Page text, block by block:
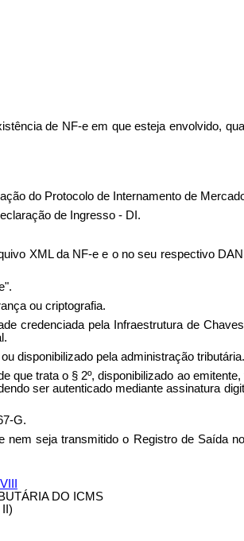
de NF-e em que esteja envolvido,
do Protocolo de Internamento de
de Ingresso - DI.
XML da NF-e e o no seu respectivo
ou criptografia.
credenciada pela Infraestrutura de
disponibilizado pela administração tributária.
trata o § 2º, disponibilizado ao
ser autenticado mediante assinatura
G.
seja transmitido o Registro de Saída
DO ICMS